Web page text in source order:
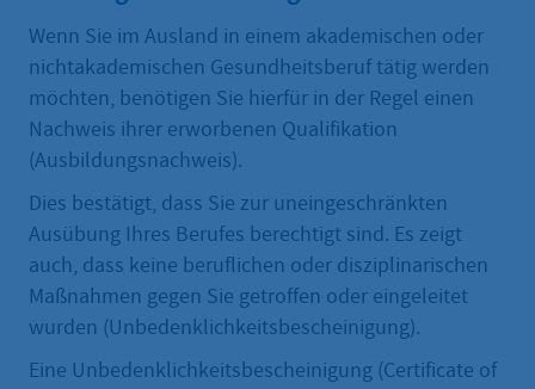
Wenn Sie im Ausland in einem akademischen oder
nichtakademischen Gesundheitsberuf tätig werden
möchten, benötigen Sie hierfür in der Regel einen
Nachweis ihrer erworbenen Qualifikation
(Ausbildungsnachweis).
Dies bestätigt, dass Sie zur uneingeschränkten
Ausübung Ihres Berufes berechtigt sind. Es zeigt
auch, dass keine beruflichen oder disziplinarischen
Maßnahmen gegen Sie getroffen oder eingeleitet
wurden (Unbedenklichkeitsbescheinigung).
Eine Unbedenklichkeitsbescheinigung (Certificate of